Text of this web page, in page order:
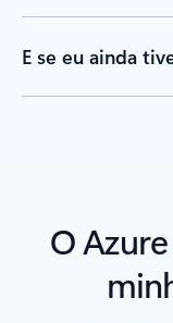
E se eu ainda
O